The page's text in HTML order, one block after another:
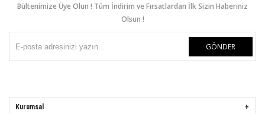
Bültenimize Üye Olun ! Tüm İndirim ve Fırsatlardan İlk Sizin Haberiniz
Olsun !
GÖNDER
Kurumsal